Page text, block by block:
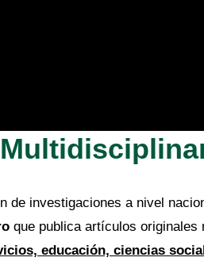
de investigaciones a nivel
que publica artículos originales
educación, ciencias